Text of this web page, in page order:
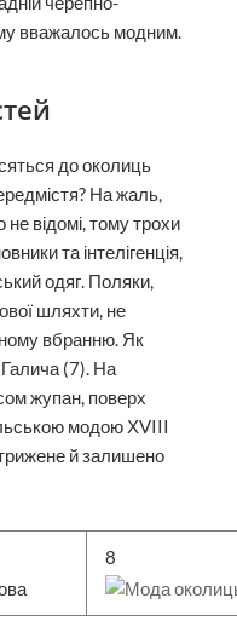
вважалось модним.
до околиць
На жаль,
не відомі, тому трохи
та інтелігенція,
одяг. Поляки,
шляхти, не
вбранню. Як
(7). На
жупан, поверх
модою ХVIII
й залишено
8